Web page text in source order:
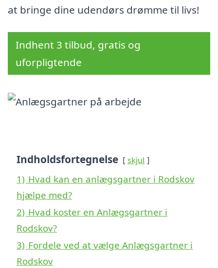
at bringe dine udendørs drømme til livs!
Indhent 3 tilbud, gratis og
uforpligtende
Indholdsfortegnelse skjul
1) Hvad kan en anlægsgartner i Rodskov
hjælpe med?
2) Hvad koster en Anlægsgartner i
Rodskov?
3) Fordele ved at vælge Anlægsgartner i
Rodskov